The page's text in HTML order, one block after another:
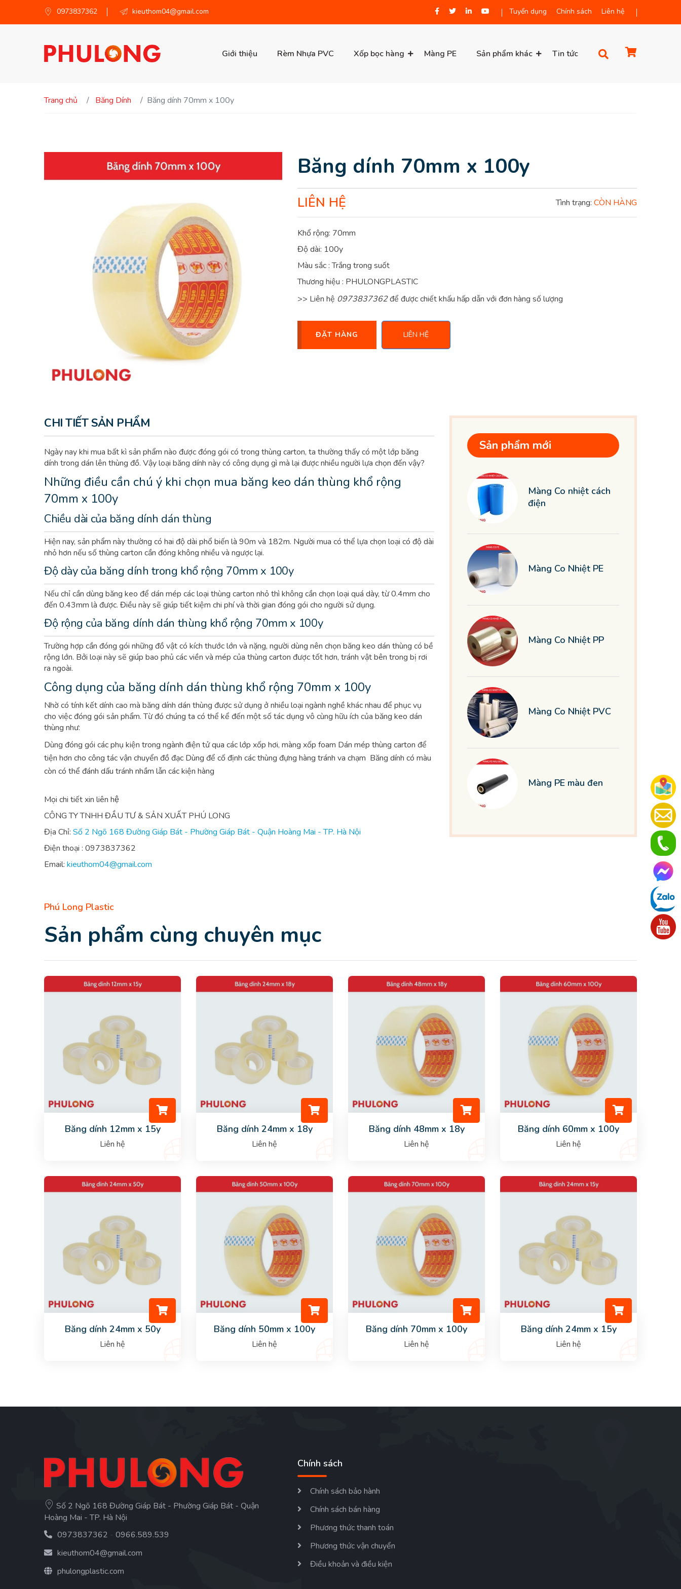
0973837362 kieuthom04@gmail.com Tuyển dụng Chính sách Liên hệ
Giới thiệu Rèm Nhựa PVC Xốp bọc hàng Màng PE Sản phẩm khác Tin tức
Trang chủ Băng Dính Băng dính 70mm x 100y
Băng dính 70mm x 100y
LIÊN HỆ Tình trạng: CÒN HÀNG
Khổ rộng: 70mm
Độ dài: 100y
Màu sắc : Trắng trong suốt
Thương hiệu : PHULONGPLASTIC
>> Liên hệ 0973837362để được chiết khấu hấp dẫn với đơn hàng số lượng
ĐẶT HÀNG LIÊN HỆ
CHI TIẾT SẢN PHẨM
Ngày nay khi mua bất kì sản phẩm nào được đóng gói có trong thùng carton, ta thường thấy có một lớp băng
dính trong dán lên thùng đồ. Vậy loại băng dính này có công dụng gì mà lại được nhiều người lựa chọn đến vậy?
Những điều cần chú ý khi chọn mua băng keo dán thùng khổ rộng
70mm x 100y
Chiều dài của băng dính dán thùng
Hiện nay, sản phẩm này thường có hai độ dài phổ biến là 90m và 182m. Người mua có thể lựa chọn loại có độ dài
nhỏ hơn nếu số thùng carton cần đóng không nhiều và ngược lại.
Độ dày của băng dính trong khổ rộng 70mm x 100y
Nếu chỉ cần dùng băng keo để dán mép các loại thùng carton nhỏ thì không cần chọn loại quá dày, từ 0.4mm cho
đến 0.43mm là được. Điều này sẽ giúp tiết kiệm chi phí và thời gian đóng gói cho người sử dụng.
Độ rộng của băng dính dán thùng khổ rộng 70mm x 100y
Trường hợp cần đóng gói những đồ vật có kích thước lớn và nặng, người dùng nên chọn băng keo dán thùng có bề
rộng lớn. Bởi loại này sẽ giúp bao phủ các viền và mép của thùng carton được tốt hơn, tránh vật bên trong bị rơi
ra ngoài.
Công dụng của băng dính dán thùng khổ rộng 70mm x 100y
Nhờ có tính kết dính cao mà băng dính dán thùng được sử dụng ở nhiều loại ngành nghề khác nhau để phục vụ
cho việc đóng gói sản phẩm. Từ đó chúng ta có thể kể đến một số tác dụng vô cùng hữu ích của băng keo dán
thùng như:
Dùng đóng gói các phụ kiện trong ngành điện tử qua các lớp xốp hơi, màng xốp foam Dán mép thùng carton để
tiện hơn cho công tác vận chuyển đồ đạc Dùng để cố định các thùng đựng hàng tránh va chạm Băng dính có màu
còn có thể đánh dấu tránh nhầm lẫn các kiện hàng
Mọi chi tiết xin liên hệ
CÔNG TY TNHH ĐẦU TƯ & SẢN XUẤT PHÚ LONG
Địa Chỉ: Số 2 Ngõ 168 Đường Giáp Bát - Phường Giáp Bát - Quận Hoàng Mai - TP. Hà Nội
Điện thoại : 0973837362
Email: kieuthom04@gmail.com
Sản phẩm mới
Màng Co nhiệt cách
điện
Màng Co Nhiệt PE
Màng Co Nhiệt PP
Màng Co Nhiệt PVC
Màng PE màu đen
Phú Long Plastic
Sản phẩm cùng chuyên mục
Băng dính 12mm x 15y
Liên hệ
Băng dính 24mm x 18y
Liên hệ
Băng dính 48mm x 18y
Liên hệ
Băng dính 60mm x 100y
Liên hệ
Băng dính 24mm x 50y
Liên hệ
Băng dính 50mm x 100y
Liên hệ
Băng dính 70mm x 100y
Liên hệ
Băng dính 24mm x 15y
Liên hệ
Số 2 Ngõ 168 Đường Giáp Bát - Phường Giáp Bát - Quận
Hoàng Mai - TP. Hà Nội
0973837362 - 0966.589.539
kieuthom04@gmail.com
phulongplastic.com
Chính sách
Chính sách bảo hành
Chính sách bán hàng
Phương thức thanh toán
Phương thức vận chuyển
Điều khoản và điều kiện